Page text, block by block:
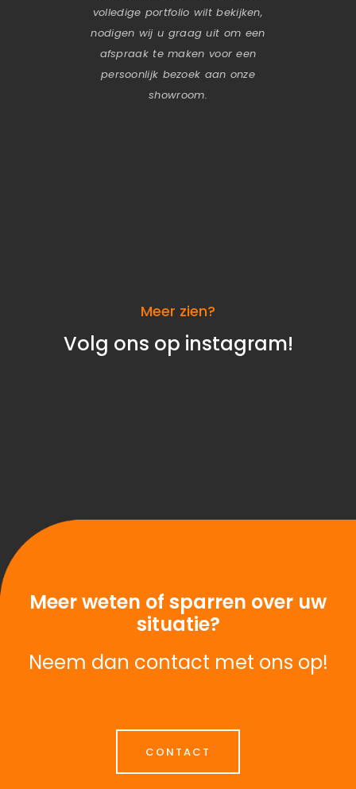
volledige portfolio wilt bekijken,
nodigen wij u graag uit om een
afspraak te maken voor een
persoonlijk bezoek aan onze
showroom.
Meer zien?
Volg ons op instagram!
Meer weten of sparren over uw
situatie?
Neem dan contact met ons op!
CONTACT